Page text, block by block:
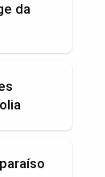
da